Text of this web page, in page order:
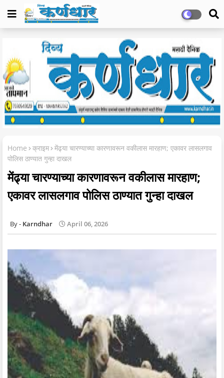
Home क्राइम मेंढ्या चारण्याच्या कारणावरून वकीलास मारहाण; एकावर लासलगाव
पोलिस ठाण्यात गुन्हा दाखल
मेंढ्या चारण्याच्या कारणावरून वकीलास मारहाण;
एकावर लासलगाव पोलिस ठाण्यात गुन्हा दाखल
Karndhar April 06, 2026